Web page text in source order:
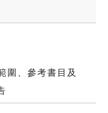
圍、參考書目及